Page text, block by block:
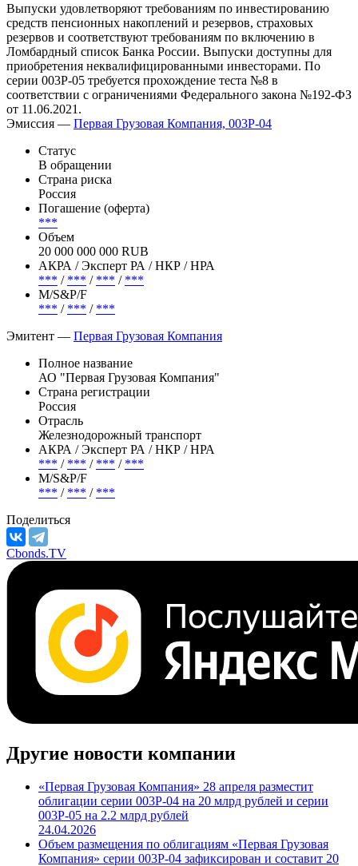
Выпуски удовлетворяют требованиям по инвестированию
средств пенсионных накоплений и резервов, страховых
резервов и соответствуют требованиям по включению в
Ломбардный список Банка России. Выпуски доступны для
приобретения неквалифицированными инвесторами. По
серии 003P-05 требуется прохождение теста №8 в
соответствии с ограничениями Федерального закона №192-ФЗ
от 11.06.2021.
Эмиссия — Первая Грузовая Компания, 003P-04
Статус
В обращении
Страна риска
Россия
Погашение (оферта)
***
Объем
20 000 000 000 RUB
АКРА / Эксперт РА / НКР / НРА
*** / *** / *** / ***
М/S&P/F
*** / *** / ***
Эмитент — Первая Грузовая Компания
Полное название
АО "Первая Грузовая Компания"
Страна регистрации
Россия
Отрасль
Железнодорожный транспорт
АКРА / Эксперт РА / НКР / НРА
*** / *** / *** / ***
М/S&P/F
*** / *** / ***
Поделиться
Cbonds.TV
Другие новости компании
«Первая Грузовая Компания» 28 апреля разместит
облигации серии 003Р-04 на 20 млрд рублей и серии
003Р-05 на 2.2 млрд рублей
24.04.2026
Объем размещения по облигациям «Первая Грузовая
Компания» серии 003P-04 зафиксирован и составит 20